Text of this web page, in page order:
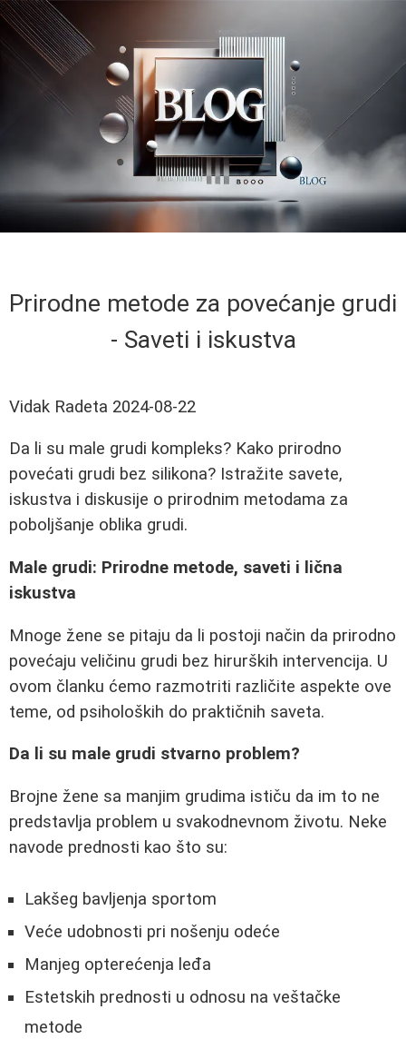
Prirodne metode za povećanje grudi
- Saveti i iskustva
Vidak Radeta 2024-08-22
Da li su male grudi kompleks? Kako prirodno
povećati grudi bez silikona? Istražite savete,
iskustva i diskusije o prirodnim metodama za
poboljšanje oblika grudi.
Male grudi: Prirodne metode, saveti i lična
iskustva
Mnoge žene se pitaju da li postoji način da prirodno
povećaju veličinu grudi bez hirurških intervencija. U
ovom članku ćemo razmotriti različite aspekte ove
teme, od psiholoških do praktičnih saveta.
Da li su male grudi stvarno problem?
Brojne žene sa manjim grudima ističu da im to ne
predstavlja problem u svakodnevnom životu. Neke
navode prednosti kao što su:
Lakšeg bavljenja sportom
Veće udobnosti pri nošenju odeće
Manjeg opterećenja leđa
Estetskih prednosti u odnosu na veštačke
metode